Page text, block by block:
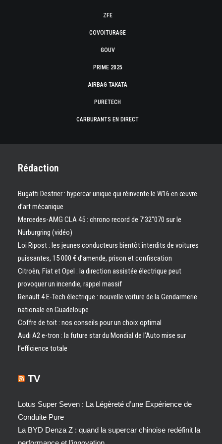
ZFE
COVOITURAGE
GOUV
PRIME 2025
AIRBAG TAKATA
PURETECH
CARBURANTS EN DIRECT
Rédaction
Bugatti Destrier : hypercar unique qui réinvente le W16 en œuvre
d’art mécanique
Mercedes-AMG CLA 45 : chrono record de 7’32″070 sur le
Nürburgring (vidéo)
Loi Ripost : les jeunes conducteurs bientôt interdits de voitures
puissantes, 15 000 € d’amende, prison et confiscation
Citroën, Fiat et Opel : la direction assistée électrique peut
provoquer un incendie, rappel massif
Renault 4 E-Tech électrique : nouvelle voiture de la Gendarmerie
nationale en Guadeloupe
Coffre de toit : nos conseils pour un choix optimal
Audi A2 e-tron : la future star du Mondial de l’Auto mise sur
l’efficience totale
TV
Lotus Super Seven : La Légèreté d’une Expérience de
Conduite Pure
La BYD Denza Z : quand la supercar chinoise redéfinit la